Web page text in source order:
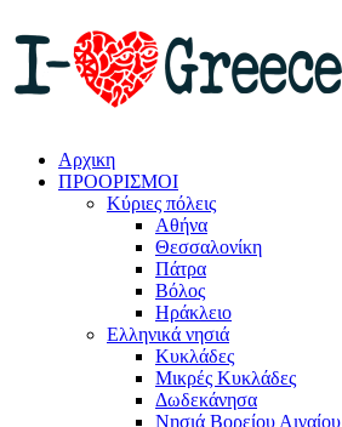
Αρχικη
ΠΡΟΟΡΙΣΜΟΙ
Κύριες πόλεις
Αθήνα
Θεσσαλονίκη
Πάτρα
Βόλος
Ηράκλειο
Ελληνικά νησιά
Κυκλάδες
Μικρές Κυκλάδες
Δωδεκάνησα
Νησιά Βορείου Αιγαίου